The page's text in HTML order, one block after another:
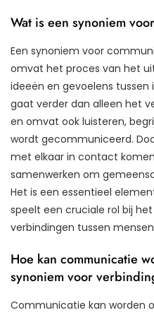
Wat is een synoniem
Een synoniem voor
omvat het proces van het
ideeën en gevoelens tussen
gaat verder dan alleen het
en omvat ook luisteren,
wordt gecommuniceerd.
met elkaar in contact
samenwerken om
Het is een essentieel
speelt een cruciale rol bij
verbindingen tussen
Hoe kan communicatie
synoniem voor
Communicatie kan worden